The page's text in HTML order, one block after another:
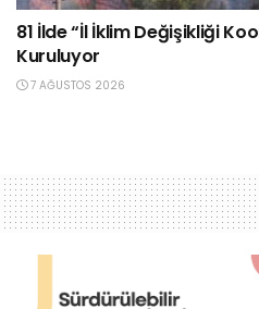
81 İlde “İl İklim Değişikliği
Kuruluyor
7 AĞUSTOS 2026